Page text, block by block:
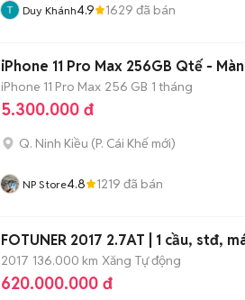
Duy Khánh4.9 1629 đã bán
iPhone 11 Pro Max 256GB Qtế -
iPhone 11 Pro Max 256 GB 1 tháng
5.300.000 đ
Q. Ninh Kiều (P. Cái Khế mới)
NP Store4.8 1219 đã bán
FOTUNER 2017 2.7AT | 1 cầu, stđ,
2017 136.000 km Xăng Tự động
620.000.000 đ